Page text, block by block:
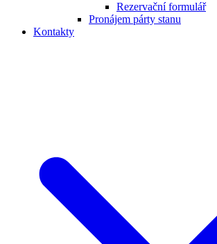
Rezervační formulář
Pronájem párty stanu
Kontakty